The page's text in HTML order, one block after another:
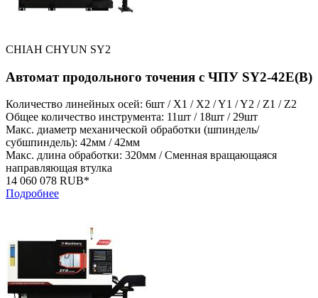
CHIAH CHYUN SY2
Автомат продольного точения с ЧПУ SY2-42E(B)
Количество линейных осей: 6шт / X1 / X2 / Y1 / Y2 / Z1 / Z2
Общее количество инструмента: 11шт / 18шт / 29шт
Макс. диаметр механической обработки (шпиндель/
субшпиндель): 42мм / 42мм
Макс. длина обработки: 320мм / Сменная вращающаяся
направляющая втулка
14 060 078 RUB*
Подробнее